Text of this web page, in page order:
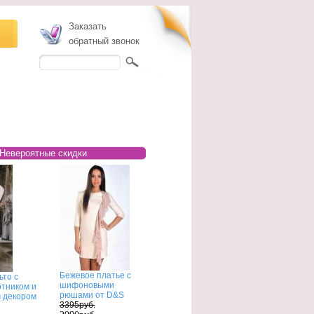
Заказать
обратный звонок
Невероятные скидки
с
и
декором
Бежевое платье с
шифоновыми
рюшами от D&S
3395руб.